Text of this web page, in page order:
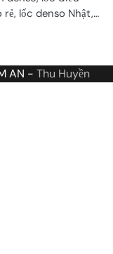
lốc denso Nhật,…
AN - Thu Huyền